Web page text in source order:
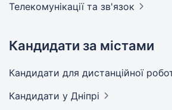
Телекомунікації та зв'язок
Кандидати за містами
Кандидати для дистанційної
Кандидати у Дніпрі